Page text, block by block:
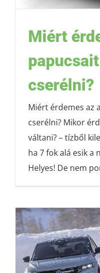
Miért
cserélni?
Miért érdemes az
cserélni? Mikor
váltani? – tízből
ha 7 fok alá esik a
Helyes! De nem